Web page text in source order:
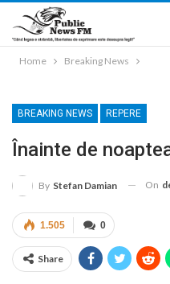
Home Breaking News
BREAKING NEWS REPERE
Înainte de
By Stefan Damian On
0
1.505
Share